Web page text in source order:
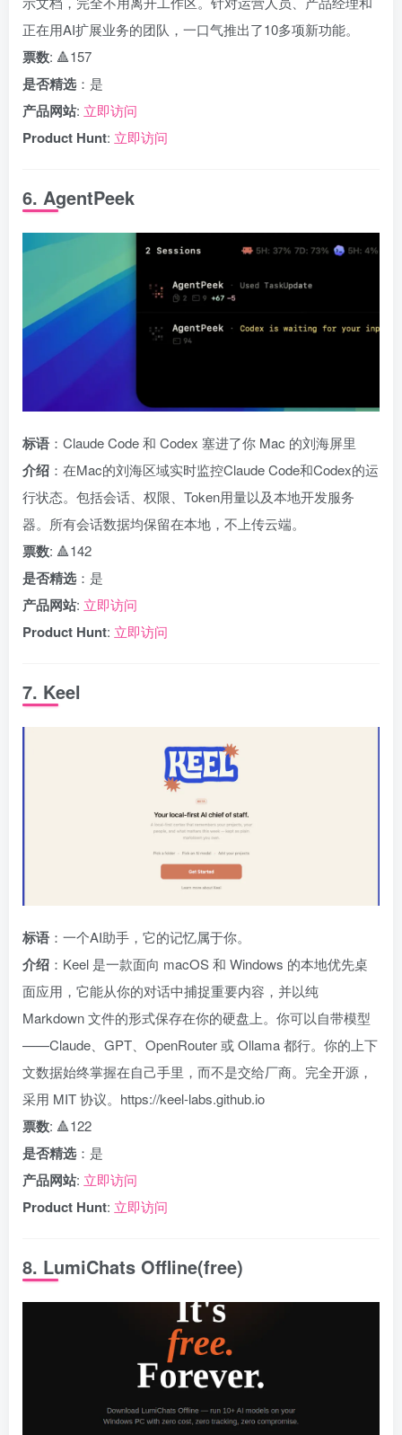
正在用AI扩展业务的团队，一口气推出了10多项新功能。
票数: 🔺157
是否精选 ：是
产品网站: 立即访问
Product Hunt: 立即访问
6. AgentPeek
标语 ：Claude Code 和 Codex 塞进了你 Mac 的刘海屏里
介绍 ：在Mac的刘海区域实时监控Claude Code和Codex的运
行状态。包括会话、权限、Token用量以及本地开发服务
器。所有会话数据均保留在本地，不上传云端。
票数: 🔺142
是否精选 ：是
产品网站: 立即访问
Product Hunt: 立即访问
7. Keel
标语 ：一个AI助手，它的记忆属于你。
介绍 ：Keel 是一款面向 macOS 和 Windows 的本地优先桌
面应用，它能从你的对话中捕捉重要内容，并以纯
Markdown 文件的形式保存在你的硬盘上。你可以自带模型
——Claude、GPT、OpenRouter 或 Ollama 都行。你的上下
文数据始终掌握在自己手里，而不是交给厂商。完全开源，
采用 MIT 协议。https://keel-labs.github.io
票数: 🔺122
是否精选 ：是
产品网站: 立即访问
Product Hunt: 立即访问
8. LumiChats Offline(free)